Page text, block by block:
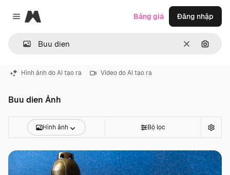
Close menu
Magnific
ThôngTìm
Bảng giá Đăng nhập
Hình ảnh do AI tạo ra Video do AI tạo ra
Buu dien Ảnh
Hình ảnh Bộ lọc